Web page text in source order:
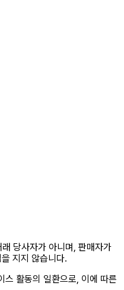
당사자가 아니며, 판매자가
지지 않습니다.
스 활동의 일환으로, 이에 따른